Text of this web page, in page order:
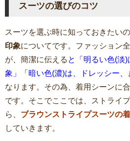
スーツの選びのコツ
スーツを選ぶ時に知っておきたいの
印象についてです。ファッション
が、簡潔に伝える と「明るい色(淡
象」「暗い色(濃)は、ドレッシー、
なります。その為、着用シーンに
です。そこでここでは、ストライ
ら、 ブラウンストライプスーツの
していきます。